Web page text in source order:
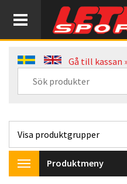
Gå till kassan
Toggle
navigation
Produktmeny